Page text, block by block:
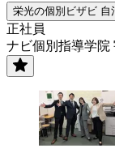
栄光の個別ビザビ 自
正社員
ナビ個別指導学院